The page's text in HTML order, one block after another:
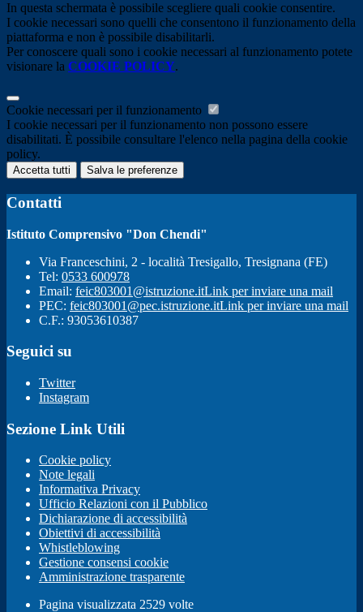
In questa schermata è possibile scegliere quali cookie consentire.
I cookie necessari sono quelli che consentono il funzionamento della
piattaforma e non è possibile disabilitarli.
Per conoscere quali sono i cookie necessari al funzionamento potete
visionare la COOKIE POLICY.
Cookie necessari per il funzionamento
I cookie necessari per il funzionamento non possono essere
disabilitati. È possibile consultare l'elenco nella pagina della cookie
policy.
Accetta tutti Salva le preferenze
Contatti
Istituto Comprensivo "Don Chendi"
Via Franceschini, 2 - località Tresigallo, Tresignana (FE)
Tel: 0533 600978
Email: feic803001@istruzione.itLink per inviare una mail
PEC: feic803001@pec.istruzione.itLink per inviare una mail
C.F.: 93053610387
Seguici su
Twitter
Instagram
Sezione Link Utili
Cookie policy
Note legali
Informativa Privacy
Ufficio Relazioni con il Pubblico
Dichiarazione di accessibilità
Obiettivi di accessibilità
Whistleblowing
Gestione consensi cookie
Amministrazione trasparente
Pagina visualizzata 2529 volte